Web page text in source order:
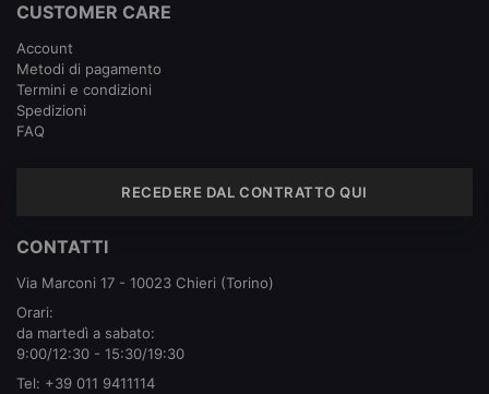
CUSTOMER CARE
Account
Metodi di pagamento
Termini e condizioni
Spedizioni
FAQ
RECEDERE DAL CONTRATTO QUI
CONTATTI
Via Marconi 17 - 10023 Chieri (Torino)
Orari:
da martedì a sabato:
9:00/12:30 - 15:30/19:30
Tel: +39 011 9411114